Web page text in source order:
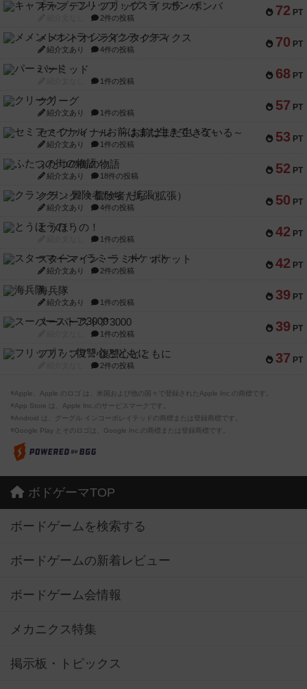
72 PT
キャプテン・フリップ：イスラ・ボンバ
2件の投稿
70 PT
メメントオンラインタクティクス
紹介文あり 4件の投稿
68 PT
パーミッド
1件の投稿
57 PT
クリーグ
紹介文あり 1件の投稿
53 PT
セミファイナル ～お前はまだ生きている～
紹介文あり 1件の投稿
52 PT
ふたつの街の物語
紹介文あり 18件の投稿
50 PT
クランク! ：冒険者たち（拡張）
紹介文あり 4件の投稿
42 PT
とうほうの！
1件の投稿
42 PT
スターマイン・ラミー ポケット
紹介文あり 2件の投稿
39 PT
海兵隊
紹介文あり 1件の投稿
39 PT
スーパーストア3000
1件の投稿
37 PT
フリップ７：復讐心とともに
2件の投稿
※Apple、Apple のロゴ は、米国および他の国々で登録されたApple Inc.の商標です。
※App Store は、Apple Inc.のサービスマークです。
※Android は、グーグル インコーポレイテッドの商標または登録商標です。
※Google Play とそのロゴは、Google Inc.の商標または登録商標です。
ボドゲーマTOP
ボードゲームを検索する
ボードゲームの新着レビュー
ボードゲーム会情報
メカニクス特集
掲示板・トピックス